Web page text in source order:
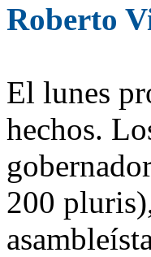
Roberto
El lunes
hechos.
200